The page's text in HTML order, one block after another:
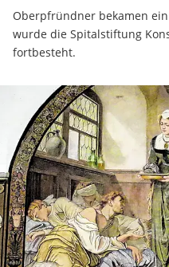
Oberpfründner bekamen
wurde die Spitalstiftung
fortbesteht.